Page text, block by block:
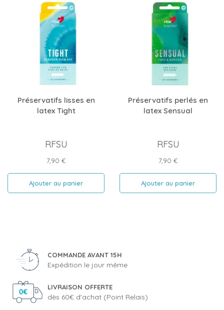
Préservatifs lisses en
latex Tight
RFSU
Prix
7,90 €
Ajouter au panier
Préservatifs perlés en
latex Sensual
RFSU
Prix
7,90 €
Ajouter au panier
COMMANDE AVANT 15H
Expédition le jour même
LIVRAISON OFFERTE
dès 60€ d'achat (Point Relais)